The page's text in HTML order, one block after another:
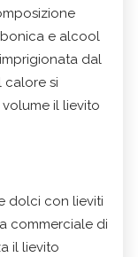
e alcool
dal
calore si
il lievito
dolci con lieviti
commerciale di
il lievito